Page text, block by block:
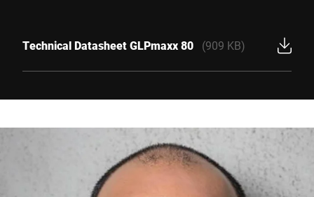
Technical Datasheet GLPmaxx 80 (909 KB)